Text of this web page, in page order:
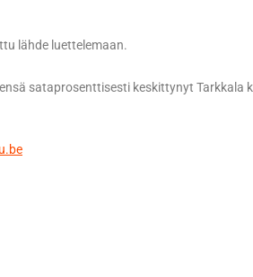
lähde luettelemaan.
sataprosenttisesti keskittynyt Tarkkala